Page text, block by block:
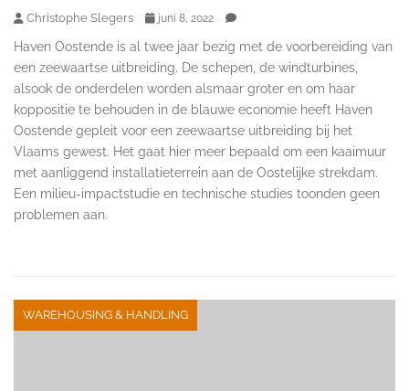
Christophe Slegers juni 8, 2022
Haven Oostende is al twee jaar bezig met de voorbereiding van
een zeewaartse uitbreiding. De schepen, de windturbines,
alsook de onderdelen worden alsmaar groter en om haar
koppositie te behouden in de blauwe economie heeft Haven
Oostende gepleit voor een zeewaartse uitbreiding bij het
Vlaams gewest. Het gaat hier meer bepaald om een kaaimuur
met aanliggend installatieterrein aan de Oostelijke strekdam.
Een milieu-impactstudie en technische studies toonden geen
problemen aan.
WAREHOUSING & HANDLING